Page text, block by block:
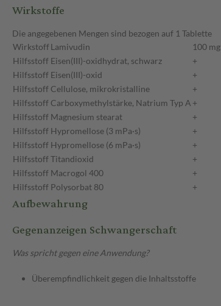
Wirkstoffe
Die angegebenen Mengen sind bezogen auf 1 Tablette
WirkstoffLamivudin
100 mg
Hilfsstoff Eisen(III)-oxidhydrat, schwarz
+
Hilfsstoff Eisen(III)-oxid
+
Hilfsstoff Cellulose, mikrokristalline
+
Hilfsstoff Carboxymethylstärke, Natrium Typ A +
Hilfsstoff Magnesium stearat
+
Hilfsstoff Hypromellose (3 mPa·s)
+
Hilfsstoff Hypromellose (6 mPa·s)
+
HilfsstoffTitandioxid
+
Hilfsstoff Macrogol 400
+
Hilfsstoff Polysorbat 80 +
Aufbewahrung
Gegenanzeigen Schwangerschaft
Was spricht gegen eine Anwendung?
Überempfindlichkeit gegen die Inhaltsstoffe